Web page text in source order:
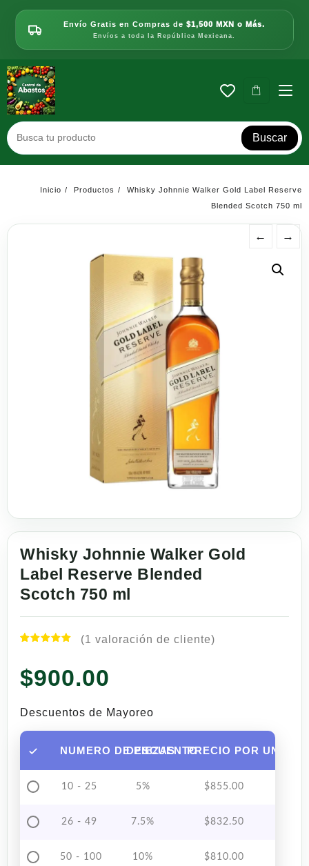
contenido
Envío Gratis en Compras de $1,500 MXN o Más.
Envíos a toda la República Mexicana.
Buscar
Inicio Productos
Whisky Johnnie Walker Gold Label Reserve
Blended Scotch 750 ml
← →
Whisky Johnnie Walker Gold
Label Reserve Blended
Scotch 750 ml
de 5 en
base a
cliente
(1 valoración de cliente)
$900.00
Descuentos de Mayoreo
NUMERO DE PIEZAS
DESCUENTOPRECIO POR UNIDAD
10 - 25 5% $855.00
26 - 49 7.5% $832.50
50 - 100 10% $810.00